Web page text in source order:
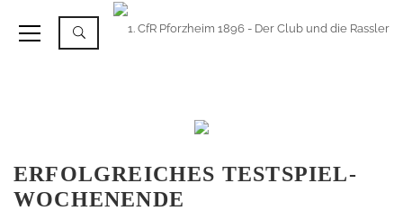
ERFOLGREICHES TESTSPIEL-
WOCHENENDE